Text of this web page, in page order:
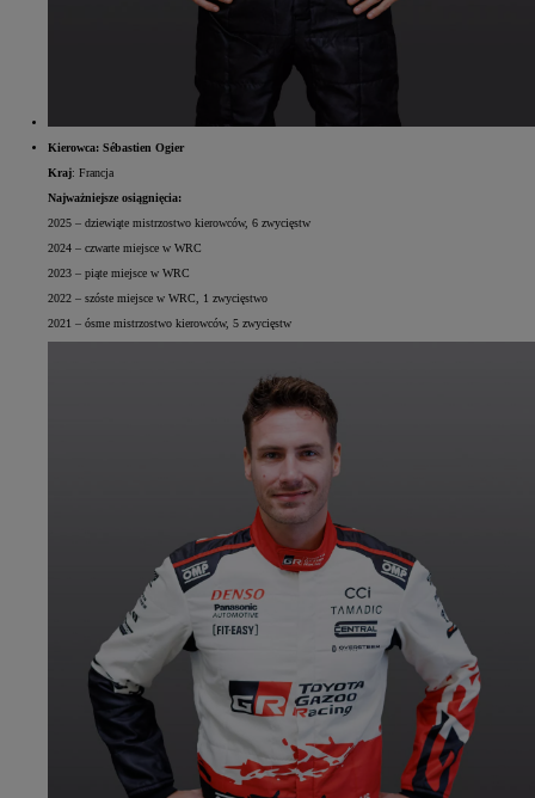
Kierowca: Sébastien Ogier
Kraj: Francja
Najważniejsze osiągnięcia:
2025 – dziewiąte mistrzostwo kierowców, 6 zwycięstw
2024 – czwarte miejsce w WRC
2023 – piąte miejsce w WRC
2022 – szóste miejsce w WRC, 1 zwycięstwo
2021 – ósme mistrzostwo kierowców, 5 zwycięstw